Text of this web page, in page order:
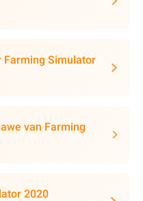
Farming Simulator
van Farming
2020